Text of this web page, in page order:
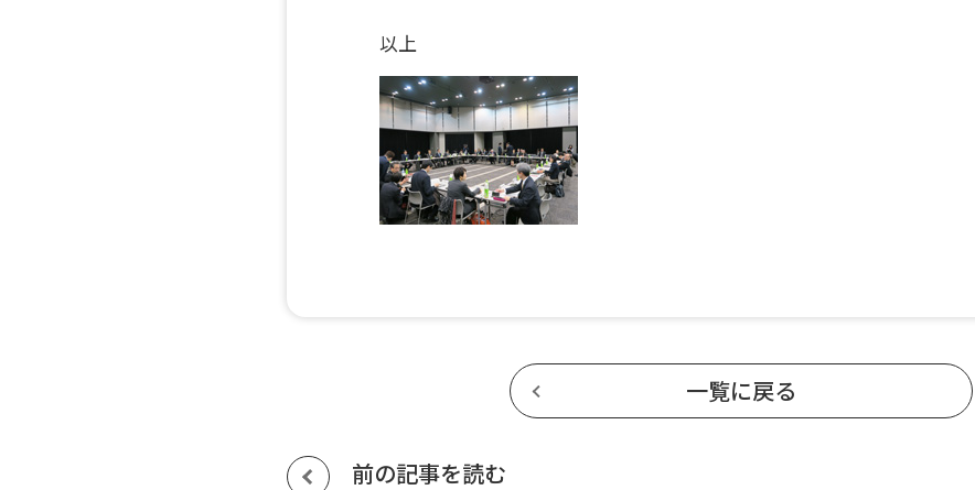
以上
一覧に戻る
前の記事を読む